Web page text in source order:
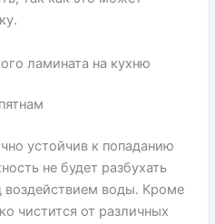
ламината на кухню
устойчив к попаданию
не будет разбухать
воздействием воды. Кроме
чистится от различных